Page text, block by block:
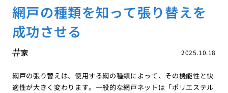
網戸の種類を知って張り替えを
成功させる
2025.10.18
家
網戸の張り替えは、使用する網の種類によって、その機能性と快
適性が大きく変わります。一般的な網戸ネットは「ポリエステル